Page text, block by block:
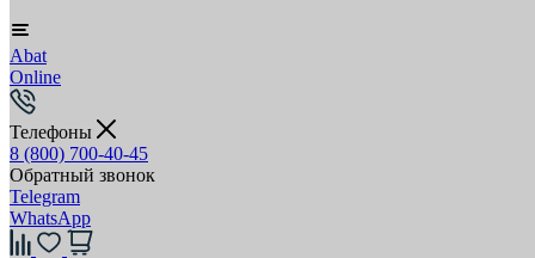
Abat
Online
Телефоны
8 (800) 700-40-45
Обратный звонок
Telegram
WhatsApp